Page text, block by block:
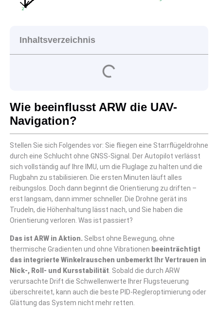
Inhaltsverzeichnis
Wie beeinflusst ARW die UAV-
Navigation?
Stellen Sie sich Folgendes vor: Sie fliegen eine Starrflügeldrohne
durch eine Schlucht ohne GNSS-Signal. Der Autopilot verlässt
sich vollständig auf Ihre IMU, um die Fluglage zu halten und die
Flugbahn zu stabilisieren. Die ersten Minuten läuft alles
reibungslos. Doch dann beginnt die Orientierung zu driften –
erst langsam, dann immer schneller. Die Drohne gerät ins
Trudeln, die Höhenhaltung lässt nach, und Sie haben die
Orientierung verloren. Was ist passiert?
Das ist ARW in Aktion. Selbst ohne Bewegung, ohne
thermische Gradienten und ohne Vibrationen beeinträchtigt
das integrierte Winkelrauschen unbemerkt Ihr Vertrauen in
Nick-, Roll- und Kursstabilität . Sobald die durch ARW
verursachte Drift die Schwellenwerte Ihrer Flugsteuerung
überschreitet, kann auch die beste PID-Regleroptimierung oder
Glättung das System nicht mehr retten.